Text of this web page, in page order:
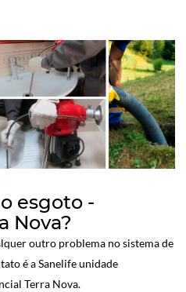
esgoto -
Nova?
outro problema no sistema de
é a Sanelife unidade
Terra Nova.